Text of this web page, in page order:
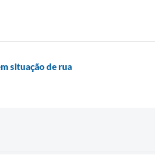
situação de rua